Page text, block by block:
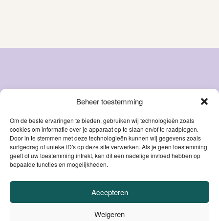
Beheer toestemming
Om de beste ervaringen te bieden, gebruiken wij technologieën zoals
cookies om informatie over je apparaat op te slaan en/of te raadplegen.
Door in te stemmen met deze technologieën kunnen wij gegevens zoals
surfgedrag of unieke ID's op deze site verwerken. Als je geen toestemming
geeft of uw toestemming intrekt, kan dit een nadelige invloed hebben op
bepaalde functies en mogelijkheden.
Accepteren
Weigeren
Snacks
Droog
voer
Accessoires
Over ons
Blog
Contact
Mijn account